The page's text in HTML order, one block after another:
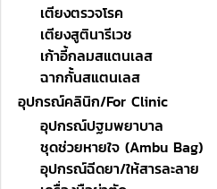
เตียงตรวจโรค
เตียงสูตินารีเวช
เก้าอี้กลมสแตนเลส
ฉากกั้นสแตนเลส
อุปกรณ์คลินิก/For Clinic
อุปกรณ์ปฐมพยาบาล
ชุดช่วยหายใจ (Ambu Bag)
อุปกรณ์ฉีดยา/ให้สารละลาย